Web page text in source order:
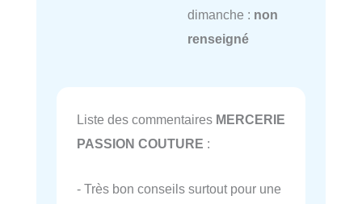
dimanche : non
renseigné
Liste des commentaires MERCERIE
PASSION COUTURE :
- Très bon conseils surtout pour une